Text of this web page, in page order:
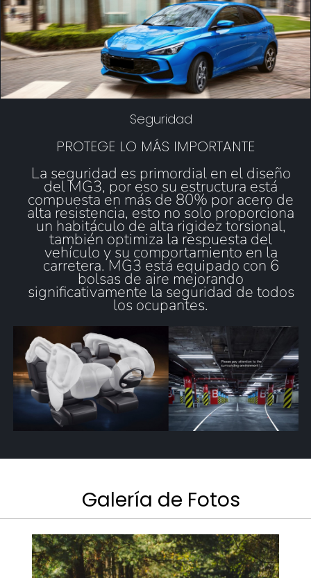
Seguridad
PROTEGE LO MÁS IMPORTANTE
La seguridad es primordial en el diseño
del MG3, por eso su estructura está
compuesta en más de 80% por acero de
alta resistencia, esto no solo proporciona
un habitáculo de alta rigidez torsional,
también optimiza la respuesta del
vehículo y su comportamiento en la
carretera. MG3 está equipado con 6
bolsas de aire mejorando
significativamente la seguridad de todos
los ocupantes.
Galería de Fotos